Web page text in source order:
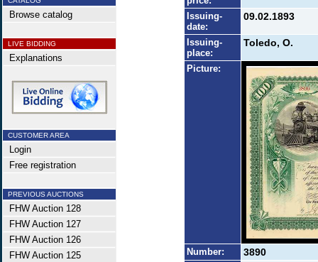
Browse catalog
LIVE BIDDING
Explanations
CUSTOMER AREA
Login
Free registration
PREVIOUS AUCTIONS
FHW Auction 128
FHW Auction 127
FHW Auction 126
FHW Auction 125
Issuing-
date:
09.02.1893
Issuing-
place:
Toledo, O.
Picture:
Number: 3890